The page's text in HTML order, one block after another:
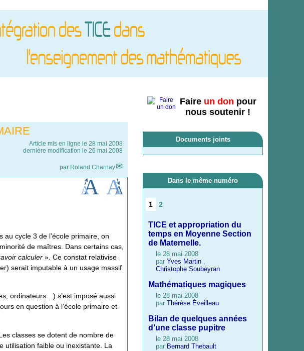
Article mis en ligne le 28 mai 2008
dernière modification le 26 mai 2008
par Roland Charnay
au cycle 3 de l’école primaire, on
de maîtres. Dans certains cas,
calculer ». Ce constat relativise
serait imputable à un usage massif
ordinateurs…) s’est imposé aussi
en question à l’école primaire et
classes se dotent de nombre de
utilisation faible ou inexistante. La
Faire un don pour
nous soutenir !
Documents joints
Dans le même numéro
1 2
TICE et appropriation du
temps en Moyenne Section
de Maternelle.
le 28 mai 2008
par Yves Martin
Christophe Soubeyran
Mathématiques magiques
le 28 mai 2008
par Thérèse Éveilleau
Bilan de quelques années
d’une classe pupitre
le 28 mai 2008
par Bernard Thebault